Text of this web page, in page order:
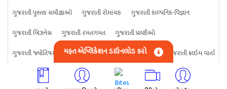
ગુજરાતી પુસ્તક સમીક્ષાઓ
ગુજરાતી રોમાંચક
ગુજરાતી કાલ્પનિક-વિજ્ઞાન
ગુજરાતી બિઝનેસ
ગુજરાતી રમતગમત
ગુજરાતી પ્રાણીઓ
ગુજરાતી જ્યોતિષશાસ્ત્ર
ગુજરાતી વિજ્ઞાન ગુજરાતી કંઈપણ ગુજરાતી ક્રાઇમ વાર્તા
મફત એપ્લિકેશન ડાઉનલોડ કરો